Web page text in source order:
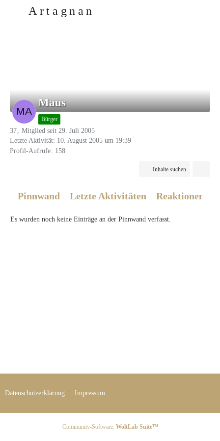
Artagnan
Mitglieder
Maus
Bürger
37
Mitglied seit 29. Juli 2005
Letzte Aktivität: 10. August 2005 um 19:39
Profil-Aufrufe
158
Inhalte suchen
Pinnwand Letzte Aktivitäten Reaktionen
Es wurden noch keine Einträge an der Pinnwand verfasst.
Datenschutzerklärung Impressum
Community-Software: WoltLab Suite™